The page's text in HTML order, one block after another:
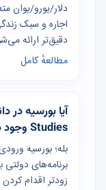
دلار/یورو/یوان
اجاره و سبک
دقیق‌تر ارائه
مطالعهٔ کامل
Studies وجود دارد؟
برنامه‌های
زودتر اقدام